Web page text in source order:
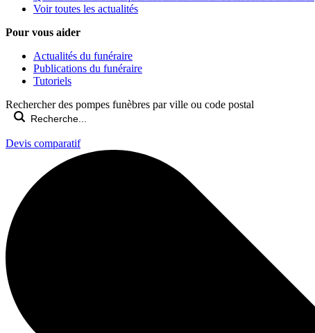
Voir toutes les actualités
Pour vous aider
Actualités du funéraire
Publications du funéraire
Tutoriels
Rechercher des pompes funèbres par ville ou code postal
Devis comparatif